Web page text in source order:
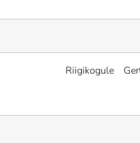
Riigikogule